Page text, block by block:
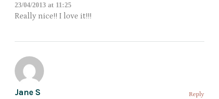
23/04/2013 at 11:25
Really nice!! I love it!!!
Jane S Reply